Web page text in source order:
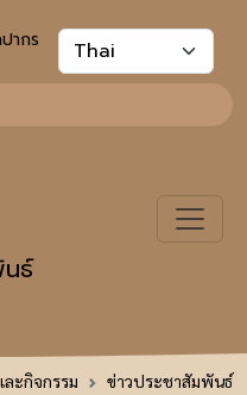
ากร
ธ์
ละกิจกรรม ข่าวประชาสัมพันธ์